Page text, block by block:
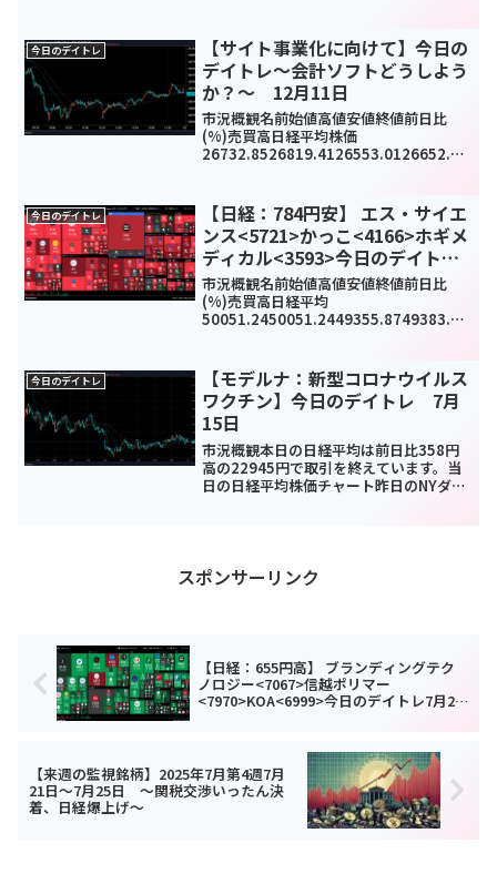
7.481918.221903.551903.55-1...
今日のデイトレ
【サイト事業化に向けて】今日の
デイトレ～会計ソフトどうしよう
か？～ 12月11日
市況概観名前始値高値安値終値前日比
(%)売買高日経平均株価
26732.8526819.4126553.0126652.52
9.011784.811771.421782.015....
今日のデイトレ
【日経：784円安】 エス・サイエ
ンス<5721>かっこ<4166>ホギメ
ディカル<3593>今日のデイトレ
12月16日
市況概観名前始値高値安値終値前日比
(%)売買高日経平均
50051.2450051.2449355.8749383.29
943370.53370.5-60.97(-1.78%)...
今日のデイトレ
【モデルナ：新型コロナウイルス
ワクチン】今日のデイトレ 7月
15日
市況概観本日の日経平均は前日比358円
高の22945円で取引を終えています。当
日の日経平均株価チャート昨日のNYダウ
スポンサーリンク
【日経：655円高】 ブランディングテク
ノロジー<7067>信越ポリマー
<7970>KOA<6999>今日のデイトレ7月24
【来週の監視銘柄】2025年7月第4週7月
21日～7月25日 ～関税交渉いったん決
着、日経爆上げ～